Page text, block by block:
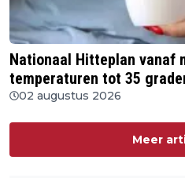
Nationaal Hitteplan vanaf
temperaturen tot 35
02 augustus 2026
Meer